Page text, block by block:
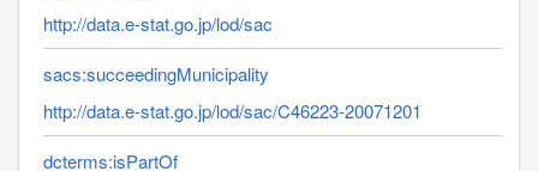
http://data.e-stat.go.jp/lod/sac
sacs:succeedingMunicipality
http://data.e-stat.go.jp/lod/sac/C46223-20071201
dcterms:isPartOf